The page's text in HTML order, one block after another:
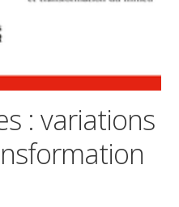
: variations